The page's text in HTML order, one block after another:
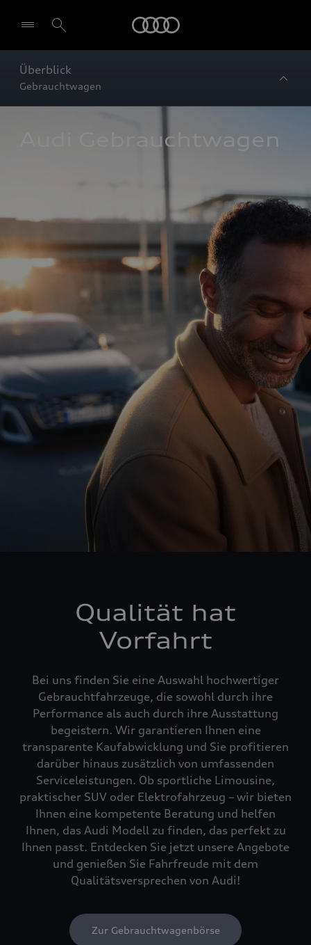
Überblick
Gebrauchtwagen
Audi Gebrauchtwagen
Qualität hat
Vorfahrt
Bei uns finden Sie eine Auswahl hochwertiger
Gebrauchtfahrzeuge, die sowohl durch ihre
Performance als auch durch ihre Ausstattung
begeistern. Wir garantieren Ihnen eine
transparente Kaufabwicklung und Sie profitieren
darüber hinaus zusätzlich von umfassenden
Serviceleistungen. Ob sportliche Limousine,
praktischer SUV oder Elektrofahrzeug – wir bieten
Ihnen eine kompetente Beratung und helfen
Ihnen, das Audi Modell zu finden, das perfekt zu
Ihnen passt. Entdecken Sie jetzt unsere Angebote
und genießen Sie Fahrfreude mit dem
Qualitätsversprechen von Audi!
Zur Gebrauchtwagenbörse